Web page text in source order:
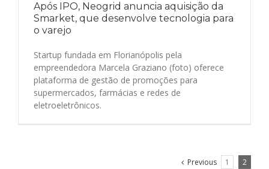
Após IPO, Neogrid anuncia aquisição da
Smarket, que desenvolve tecnologia para
o varejo
Startup fundada em Florianópolis pela
empreendedora Marcela Graziano (foto) oferece
plataforma de gestão de promoções para
supermercados, farmácias e redes de
eletroeletrônicos.
Previous 1 2